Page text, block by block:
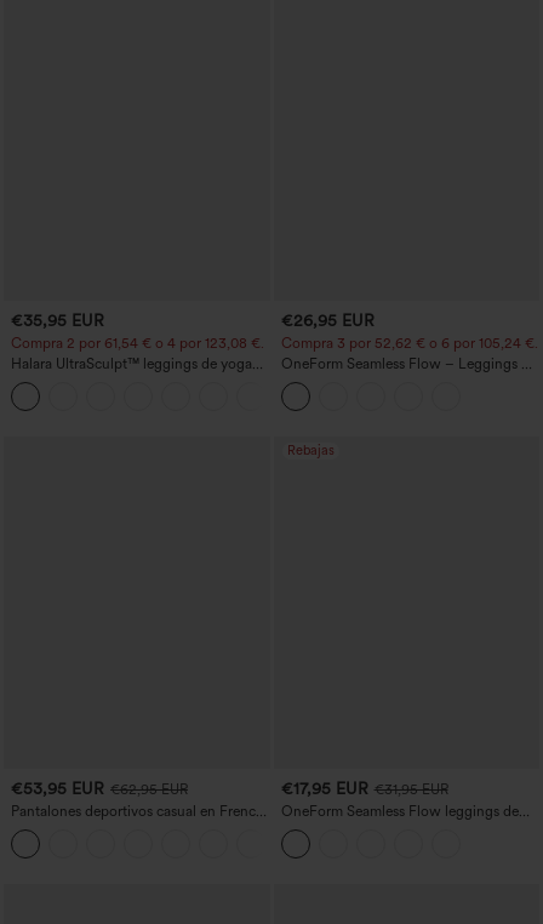
€35,95 EUR
Compra 2 por 61,54 € o 4 por 123,08 €.
Halara UltraSculpt™ leggings de yoga
bootcut de talle alto con control
abdominal, efecto moldeador y bolsillos
€26,95 EUR
Compra 3 por 52,62 € o 6 por 105,24 €.
OneForm Seamless Flow – Leggings de
yoga sin costuras, tiro medio, control de
abdomen y realce de glúteos
€53,95 EUR €62,95 EUR
Pantalones deportivos casual en French
terry con estampado denim, tiro medio,
estilo jeans y bolsillos
Rebajas
€17,95 EUR €31,95 EUR
OneForm Seamless Flow leggings de
yoga de talle alto con control abdominal
y realce de glúteos